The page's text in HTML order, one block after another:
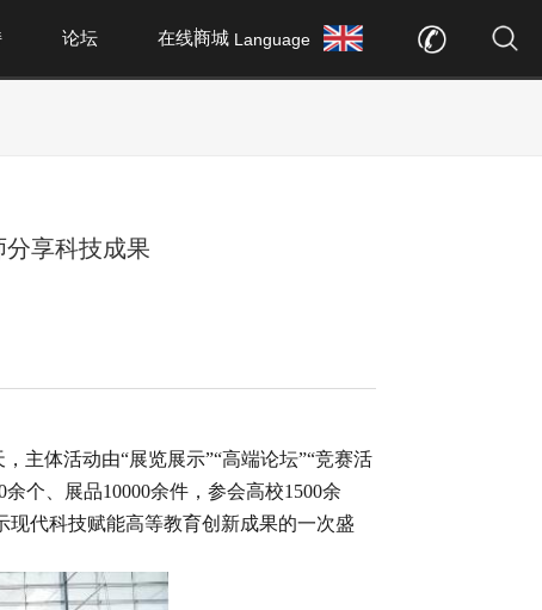
在线商城
论坛 Language
享科技成果
主体活动由“展览展示”“高端论坛”“竞赛活
个、展品10000余件，参会高校1500余
代科技赋能高等教育创新成果的一次盛